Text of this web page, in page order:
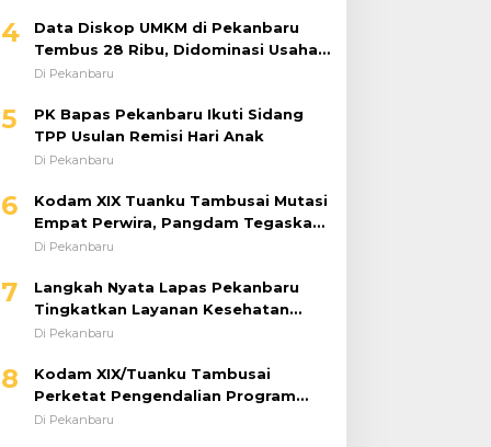
4
Data Diskop UMKM di Pekanbaru
Tembus 28 Ribu, Didominasi Usaha
Kuliner
Di Pekanbaru
5
PK Bapas Pekanbaru Ikuti Sidang
TPP Usulan Remisi Hari Anak
Di Pekanbaru
6
Kodam XIX Tuanku Tambusai Mutasi
Empat Perwira, Pangdam Tegaskan
Regenerasi untuk Perkuat Kinerja
Di Pekanbaru
7
Langkah Nyata Lapas Pekanbaru
Tingkatkan Layanan Kesehatan
Melalui Program Prolanis
Di Pekanbaru
8
Kodam XIX/Tuanku Tambusai
Perketat Pengendalian Program
dan Anggaran 2026, Pastikan
Di Pekanbaru